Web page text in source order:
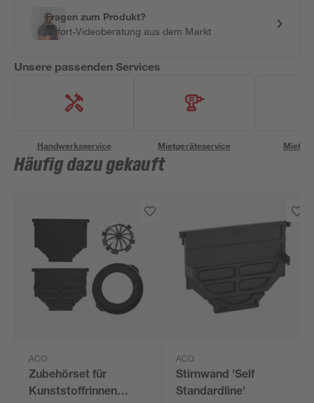
Fragen zum Produkt?
Sofort-Videoberatung aus dem Markt
Unsere passenden Services
Handwerksservice Mietgeräteservice
Häufig dazu gekauft
ACO
Zubehörset für
Kunststoffrinnen
ACO
Stirnwand 'Self
Standardline'